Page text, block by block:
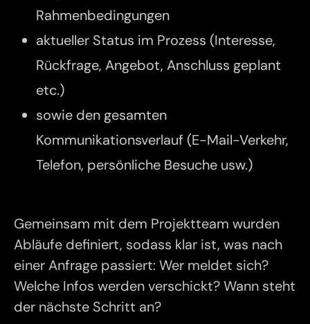
Rahmenbedingungen
aktueller Status im Prozess (Interesse,
Rückfrage, Angebot, Anschluss geplant
etc.)
sowie den gesamten
Kommunikationsverlauf (E-Mail-Verkehr,
Telefon, persönliche Besuche usw.)
Gemeinsam mit dem Projektteam wurden
Abläufe definiert, sodass klar ist, was nach
einer Anfrage passiert: Wer meldet sich?
Welche Infos werden verschickt? Wann steht
der nächste Schritt an?